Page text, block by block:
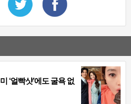
‘얼빡샷’에도 굴욕 없